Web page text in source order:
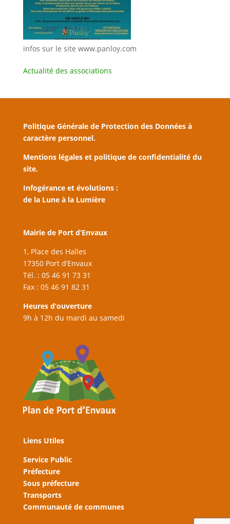
infos sur le site www.panloy.com
Actualité des associations
Politique Générale de Protection des Données à
caractère personnel.
Mentions légales et politique de confidentialité du
site.
Infogérance et évolutions :
de la Lune à la Lumière
Mairie de Port d’Envaux
1, Place des Halles
17350 Port d’Envaux
Tél. : 05 46 91 73 31
Fax : 05 46 91 82 31
Heures d’ouverture
9h à 12h du mardi au samedi
Liens Utiles
Service Public
Préfecture
Sous préfecture
Transports
Communauté de communes